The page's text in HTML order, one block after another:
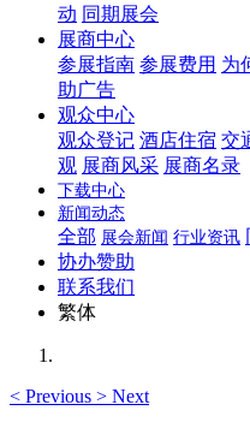
动 同期展会
展商中心
参展指南 参展费用 为
助广告
观众中心
观众登记 酒店住宿 交
观 展商风采 展商名录
下载中心
新闻动态
全部 展会新闻 行业资讯
协办赞助
联系我们
繁体
< Previous > Next